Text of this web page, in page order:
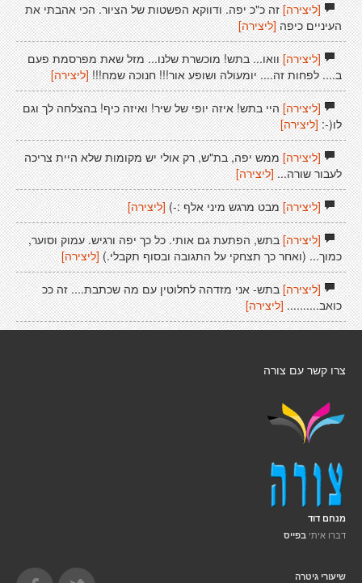
[ליצירה]זה כ"כ יפה. ודווקא הפשטות של הציור. הכי אהבתי את
העיניים כיפה [ליצירה]
[ליצירה]וואו... בתש! מוכשרת שלנו... מזל שאת מפרסמת פעם
ב.... לפחות זה.... יומעולה ושופע אור!!! חנוכה שמח!!![ליצירה]
[ליצירה]היי בתש! איזה יופי של שיר! ואיזה כיף! בהצלחה לך וגם
לו(-: [ליצירה]
[ליצירה]ממש יפה, בת"ש, רק אולי יש מקומות שלא היית צריכה
לעבור שורה... [ליצירה]
[ליצירה]מבט מרגש מיני אלף :-) [ליצירה]
[ליצירה]בתש, הפתעת גם אותי. כל כך יפה ורגיש. עמוק וסוער,
כמוך... (ואחר כך תצחקי על התגובה ובסוף תקבלי.) [ליצירה]
[ליצירה]בתש- אני מזדהה לחלוטין עם מה שכתבת.... זה ככ
כואב.......... [ליצירה]
צרו קשר עם צורה
מנחם דוד
דברו איתי בפייס
שיעורי גיטרה